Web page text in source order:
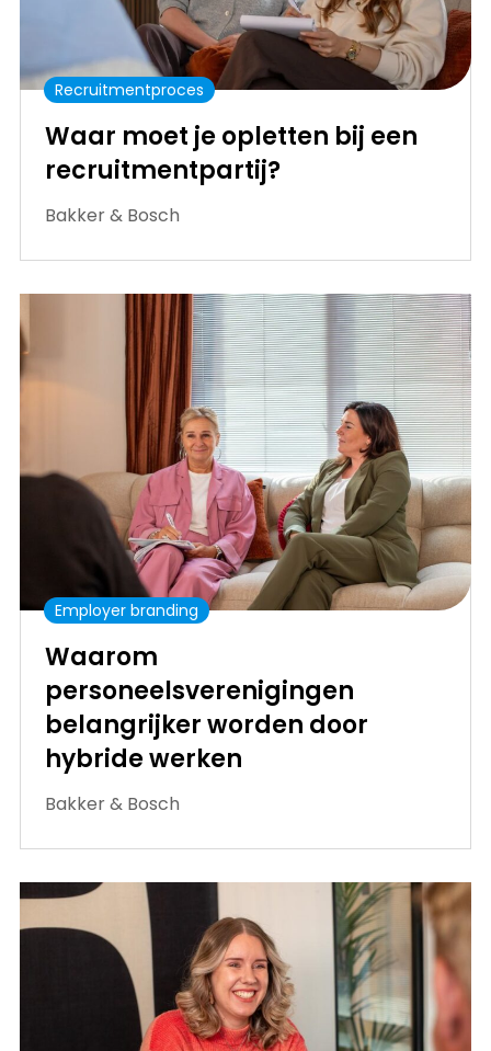
Recruitmentproces
Waar moet je opletten bij een
recruitmentpartij?
Bakker & Bosch
Employer branding
Waarom
personeelsverenigingen
belangrijker worden door
hybride werken
Bakker & Bosch